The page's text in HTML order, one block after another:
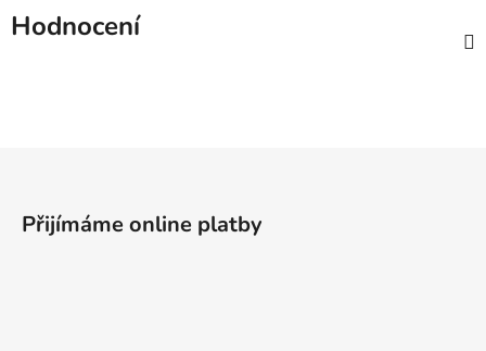
Hodnocení
Přijímáme online platby